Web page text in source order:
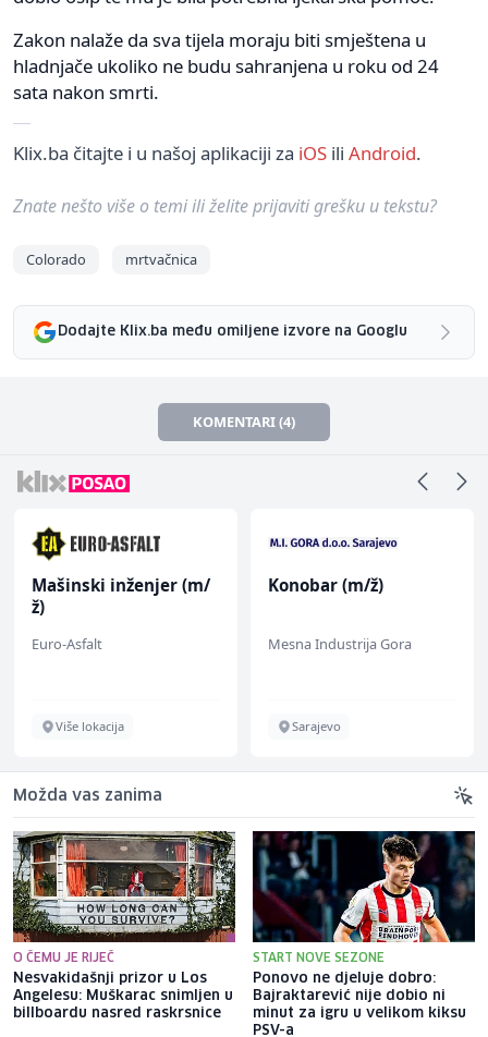
Zakon nalaže da sva tijela moraju biti smještena u
hladnjače ukoliko ne budu sahranjena u roku od 24
sata nakon smrti.
Klix.ba čitajte i u našoj aplikaciji za iOS ili Android.
Znate nešto više o temi ili želite prijaviti grešku u tekstu?
Colorado mrtvačnica
Dodajte Klix.ba među omiljene izvore na Googlu
KOMENTARI (4)
Mašinski inženjer (m/
ž)
Euro-Asfalt
Više lokacija
Konobar (m/ž)
Mesna Industrija Gora
Sarajevo
Možda vas zanima
O ČEMU JE RIJEČ
Nesvakidašnji prizor u Los
Angelesu: Muškarac snimljen u
billboardu nasred raskrsnice
START NOVE SEZONE
Ponovo ne djeluje dobro:
Bajraktarević nije dobio ni
minut za igru u velikom kiksu
PSV-a